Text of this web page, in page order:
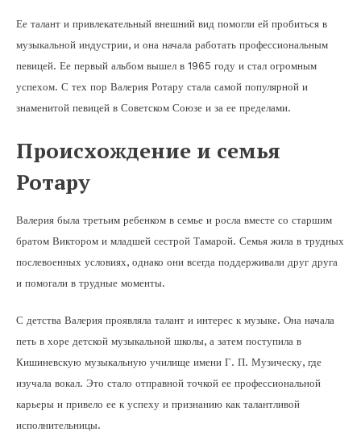
Ее талант и привлекательный внешний вид помогли ей пробиться в
музыкальной индустрии, и она начала работать профессиональным
певицей. Ее первый альбом вышел в 1965 году и стал огромным
успехом. С тех пор Валерия Ротару стала самой популярной и
знаменитой певицей в Советском Союзе и за ее пределами.
Происхождение и семья
Ротару
Валерия была третьим ребенком в семье и росла вместе со старшим
братом Виктором и младшей сестрой Тамарой. Семья жила в трудных
послевоенных условиях, однако они всегда поддерживали друг друга
и помогали в трудные моменты.
С детства Валерия проявляла талант и интерес к музыке. Она начала
петь в хоре детской музыкальной школы, а затем поступила в
Кишиневскую музыкальную училище имени Г. П. Музическу, где
изучала вокал. Это стало отправной точкой ее профессиональной
карьеры и привело ее к успеху и признанию как талантливой
исполнительницы.